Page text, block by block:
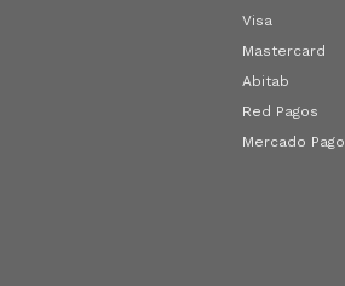
Visa
Mastercard
Abitab
Red Pagos
Mercado Pago